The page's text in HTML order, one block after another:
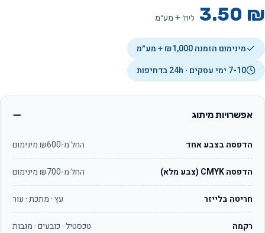
3.50 ₪ ליח׳ + מע״מ
מינימום הזמנה ₪1,000 + מע״מ
7-10 ימי עסקים · 24h בדחיפות
אפשרויות מיתוג
הדפסה בצבע אחד החל מ-₪600 מינימום
הדפסה CMYK (צבע מלא) החל מ-₪700 מינימום
חריטה בלייזר עץ · מתכת · עור
רקמה טכסטיל · כובעים · מגבות